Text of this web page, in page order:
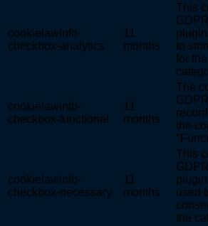
cookielawinfo-
checkbox-analytics
11
months
This
to
for
cookielawinfo-
checkbox-functional
11
months
The
the
cookielawinfo-
checkbox-necessary
11
months
This
used
the